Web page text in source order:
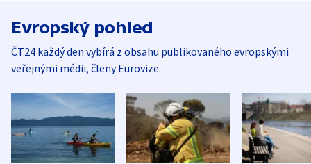
Evropský pohled
ČT24 každý den vybírá z obsahu publikovaného evropskými
veřejnými médii, členy Eurovize.